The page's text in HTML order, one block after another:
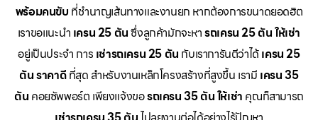
พร้อมคนขับ ที่ชำนาญเส้นทางและงานยก หากต้องการขนาดยอดฮิต
เราขอแนะนำ เครน 25 ตันซึ่งลูกค้ามักจะหารถเครน 25 ตัน ให้เช่า
อยู่เป็นประจำ การ เช่ารถเครน 25 ตัน กับเราการันตีว่าได้เครน 25
ตัน ราคาดีที่สุด สำหรับงานเหล็กโครงสร้างที่สูงขึ้น เรามี เครน 35
ตัน คอยซัพพอร์ต เพียงแจ้งขอรถเครน 35 ตัน ให้เช่า คุณก็สามารถ